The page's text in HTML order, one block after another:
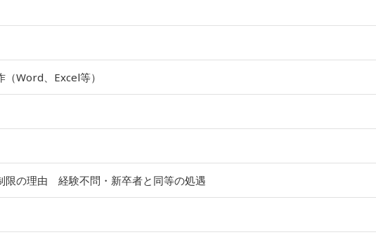
Word、Excel等）
の理由 経験不問・新卒者と同等の処遇